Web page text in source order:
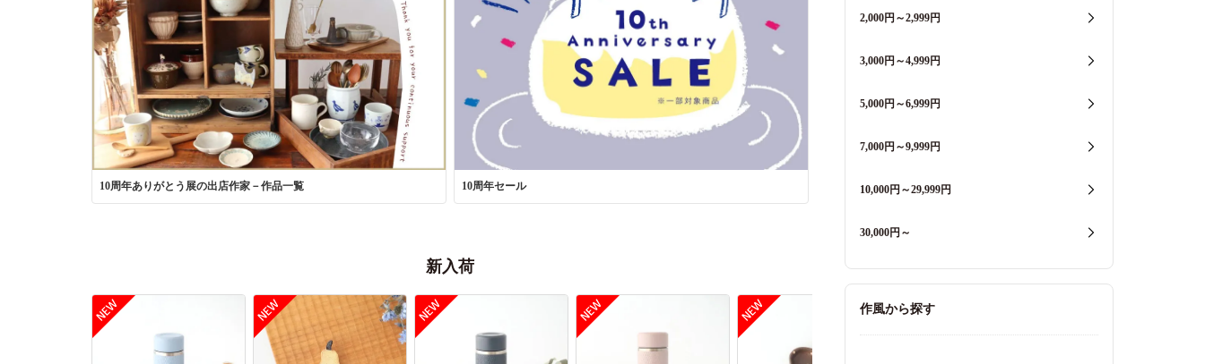
10周年ありがとう展の出店作家－作品一覧 10周年セール
新入荷
2,000円～2,999円
3,000円～4,999円
5,000円～6,999円
7,000円～9,999円
10,000円～29,999円
30,000円～
作風から探す